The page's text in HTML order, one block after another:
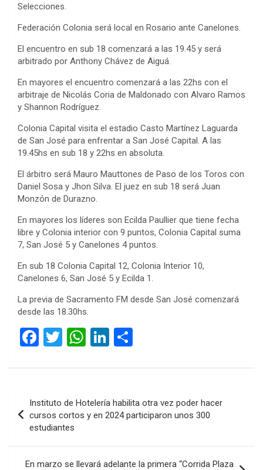
Selecciones.
Federación Colonia será local en Rosario ante Canelones.
El encuentro en sub 18 comenzará a las 19.45 y será
arbitrado por Anthony Chávez de Aiguá.
En mayores el encuentro comenzará a las 22hs con el
arbitraje de Nicolás Coria de Maldonado con Alvaro Ramos
y Shannon Rodríguez.
Colonia Capital visita el estadio Casto Martínez Laguarda
de San José para enfrentar a San José Capital. A las
19.45hs en sub 18 y 22hs en absoluta.
El árbitro será Mauro Mauttones de Paso de los Toros con
Daniel Sosa y Jhon Silva. El juez en sub 18 será Juan
Monzón de Durazno.
En mayores los líderes son Ecilda Paullier que tiene fecha
libre y Colonia interior con 9 puntos, Colonia Capital suma
7, San José 5 y Canelones 4 puntos.
En sub 18 Colonia Capital 12, Colonia Interior 10,
Canelones 6, San José 5 y Ecilda 1.
La previa de Sacramento FM desde San José comenzará
desde las 18.30hs.
F
ce
o
o
k
T
tt
W
at
A
p
Li
ke
n
m
ar
de
entradas
Instituto de Hotelería habilita otra vez poder hacer
cursos cortos y en 2024 participaron unos 300
estudiantes
En marzo se llevará adelante la primera “Corrida Plaza